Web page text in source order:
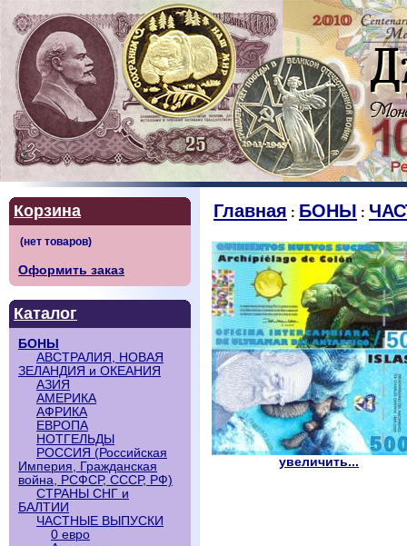
Корзина
Оформить заказ
Каталог
БОНЫ
АВСТРАЛИЯ, НОВАЯ
ЗЕЛАНДИЯ и ОКЕАНИЯ
АЗИЯ
АМЕРИКА
АФРИКА
ЕВРОПА
НОТГЕЛЬДЫ
РОССИЯ (Российская
Империя, Гражданская
война, РСФСР, СССР, РФ)
СТРАНЫ СНГ и
БАЛТИИ
ЧАСТНЫЕ ВЫПУСКИ
0 евро
Главная : БОНЫ :
увеличить...